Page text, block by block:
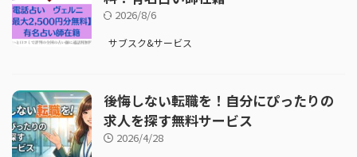
2026/8/6
サブスク&サービス
後悔しない転職を！自分にぴったりの
求人を探す無料サービス
2026/4/28